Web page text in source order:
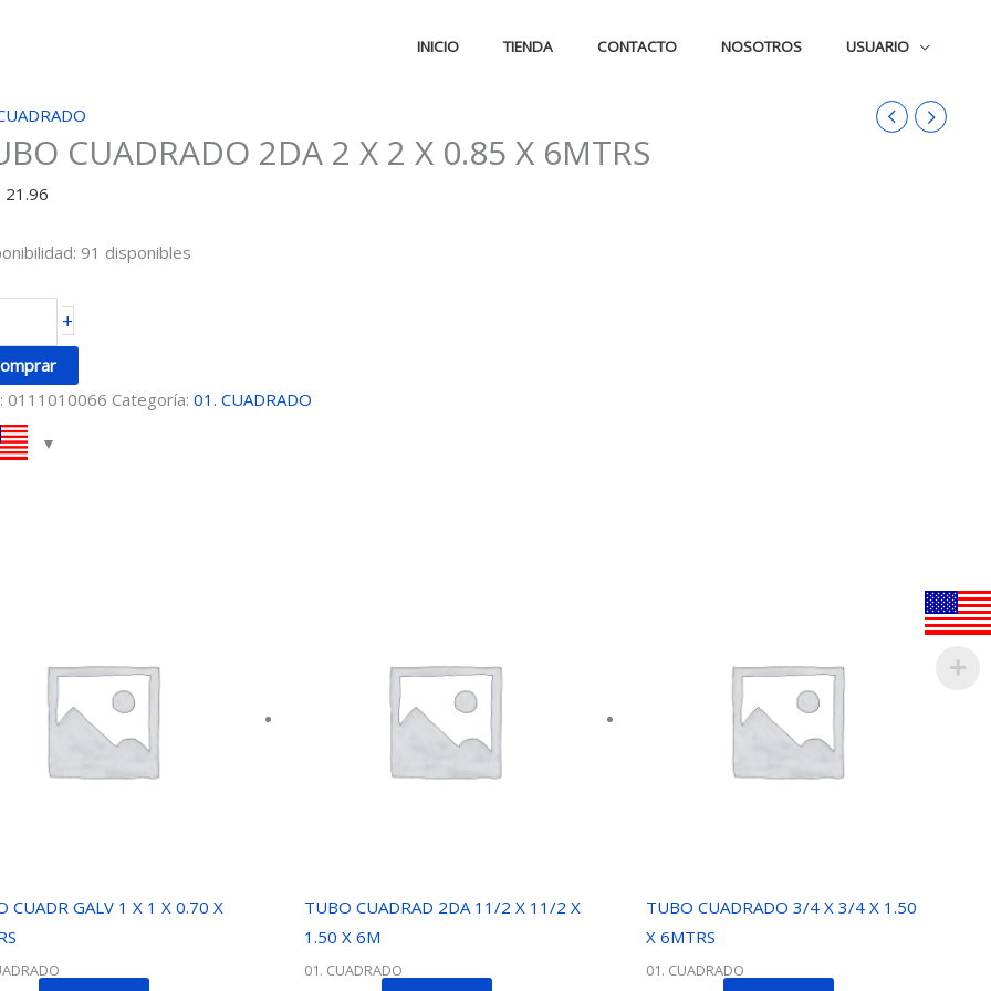
INICIO TIENDA CONTACTO NOSOTROS USUARIO
CUADRADO 2DA 2 X 2 X 0.85 X 6MTRS
21.96
91 disponibles
+
0111010066 Categoría:01. CUADRADO
CUADR GALV 1 X 1 X 0.70 X
TUBO CUADRAD 2DA 11/2 X 11/2 X
1.50 X 6M
01. CUADRADO
TUBO CUADRADO 3/4 X 3/4 X 1.50
X 6MTRS
01. CUADRADO